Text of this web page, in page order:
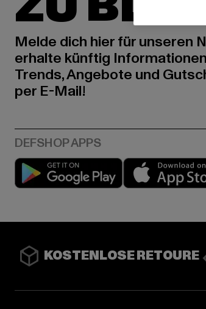
Melde dich hier für unseren
erhalte künftig
Trends, Angebote und
per E-Mail!
Play market
KOSTENLOSE RETOURE